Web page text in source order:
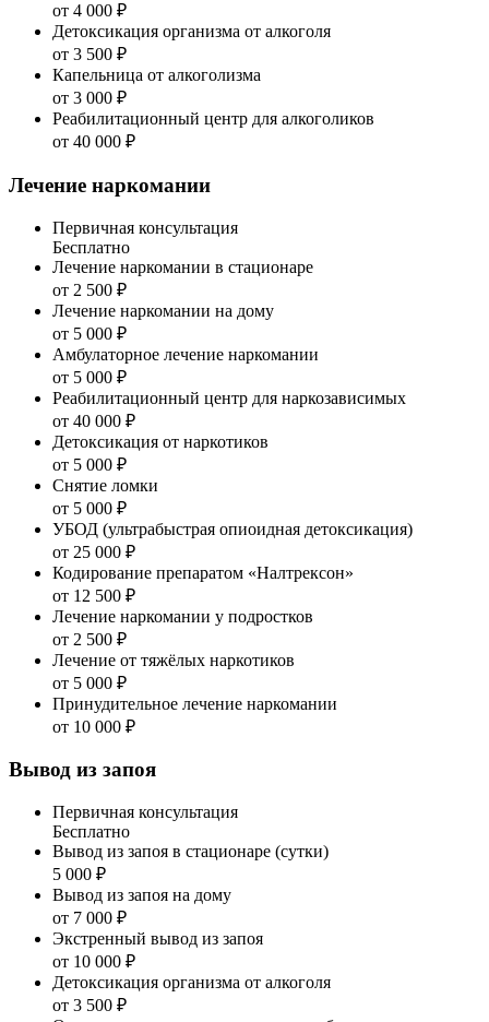
от 4 000 ₽
Детоксикация организма от алкоголя
от 3 500 ₽
Капельница от алкоголизма
от 3 000 ₽
Реабилитационный центр для алкоголиков
от 40 000 ₽
Лечение наркомании
Первичная консультация
Бесплатно
Лечение наркомании в стационаре
от 2 500 ₽
Лечение наркомании на дому
от 5 000 ₽
Амбулаторное лечение наркомании
от 5 000 ₽
Реабилитационный центр для наркозависимых
от 40 000 ₽
Детоксикация от наркотиков
от 5 000 ₽
Снятие ломки
от 5 000 ₽
УБОД (ультрабыстрая опиоидная детоксикация)
от 25 000 ₽
Кодирование препаратом «Налтрексон»
от 12 500 ₽
Лечение наркомании у подростков
от 2 500 ₽
Лечение от тяжёлых наркотиков
от 5 000 ₽
Принудительное лечение наркомании
от 10 000 ₽
Вывод из запоя
Первичная консультация
Бесплатно
Вывод из запоя в стационаре (сутки)
5 000 ₽
Вывод из запоя на дому
от 7 000 ₽
Экстренный вывод из запоя
от 10 000 ₽
Детоксикация организма от алкоголя
от 3 500 ₽